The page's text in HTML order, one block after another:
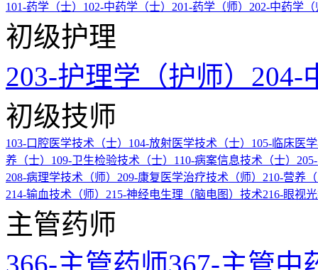
101-药学（士） 102-中药学（士） 201-药学（师） 202-中药学
初级护理
203-护理学（护师） 204-
初级技师
103-口腔医学技术（士） 104-放射医学技术（士） 105-临床医
养（士） 109-卫生检验技术（士） 110-病案信息技术（士）
208-病理学技术（师） 209-康复医学治疗技术（师） 210-营养
214-输血技术（师） 215-神经电生理（脑电图）技术216-眼视
主管药师